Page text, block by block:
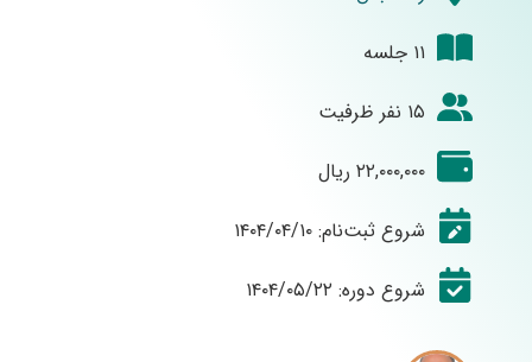
۱۱ جلسه
۱۵ نفر ظرفیت
۲۲,۰۰۰,۰۰۰ ریال
شروع ثبت‌نام: ۱۴۰۴/۰۴/۱۰
شروع دوره: ۱۴۰۴/۰۵/۲۲